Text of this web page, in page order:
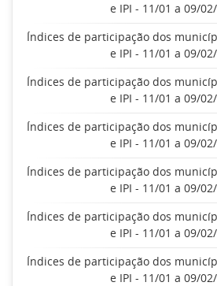
e IPI - 11/01 a 09/
Índices de participação dos
e IPI - 11/01 a 09/
Índices de participação dos
e IPI - 11/01 a 09/
Índices de participação dos
e IPI - 11/01 a 09/
Índices de participação dos
e IPI - 11/01 a 09/
Índices de participação dos
e IPI - 11/01 a 09/
Índices de participação dos
e IPI - 11/01 a 09/